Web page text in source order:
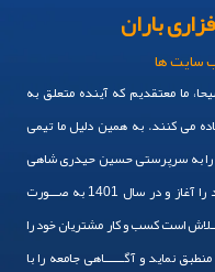
باران
سایت ها
ما معتقدیم که آینده متعلق به
می کنند. به همین دلیل ما تیمی
را به سرپرستی حسین حیدری شاهی
سرایی گرد هم آورده ایم. سال 1394 فعالیت خود را آغاز و در سال 1401 به صـــورت
شد و در تـــــلاش است کسب و کار مشتریان خود را
نماید و آگــــــاهی جامعه را با